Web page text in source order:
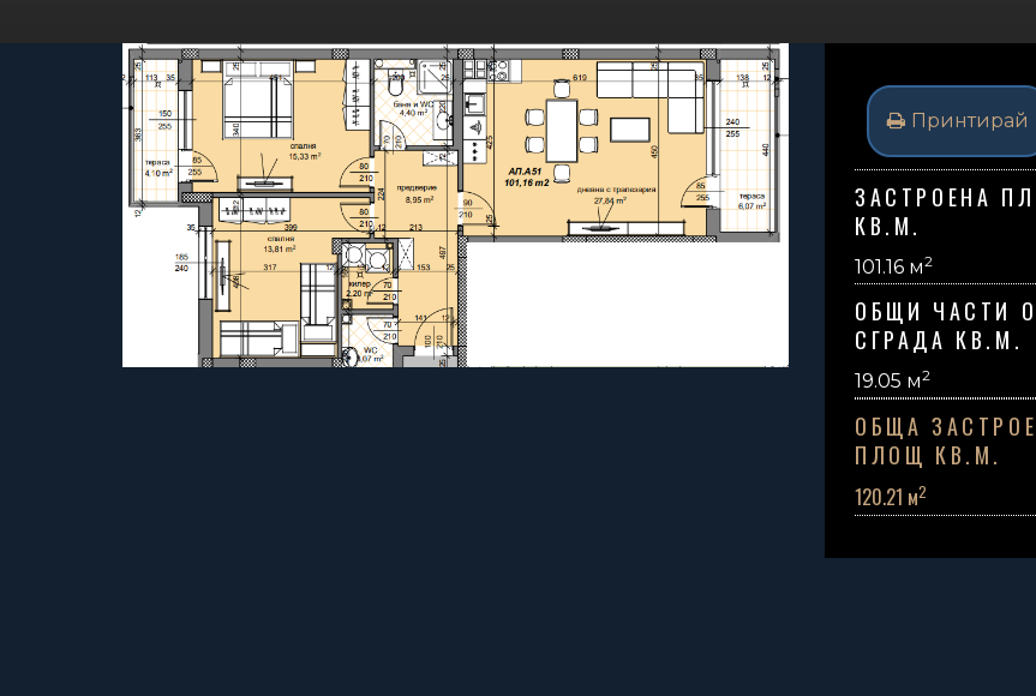
Принтирай
ЗАСТРОЕНА
КВ.М.
101.16 м2
ОБЩИ ЧАСТИ
СГРАДА КВ.М.
19.05 м2
ОБЩА
ПЛОЩ КВ.М.
120.21 м2